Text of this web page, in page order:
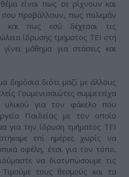
είναι πως σε ρίχνουν και
σου προβάλλουν, πως πολεμάν
και πως εσύ δέχεσαι τις
ίδρυσης τμήματος ΤΕΙ στη
μάθημα για στάσεις και
δημόσια διότι μαζί με άλλους
Γουμενισσιώτες συμμετείχα
υλικού για τον φάκελο που
Παιδείας με τον οποίο
για την ίδρυση τμήματος ΤΕΙ
επί ημέρες χωρίς να
οφέλη, έτσι για τον τόπο,
να διατυπώσουμε τις
Τιμούμε τους θεσμούς και τα